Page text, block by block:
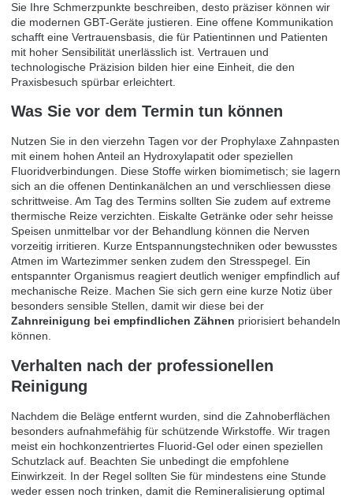
Sie Ihre Schmerzpunkte beschreiben, desto präziser können wir
die modernen GBT-Geräte justieren. Eine offene Kommunikation
schafft eine Vertrauensbasis, die für Patientinnen und Patienten
mit hoher Sensibilität unerlässlich ist. Vertrauen und
technologische Präzision bilden hier eine Einheit, die den
Praxisbesuch spürbar erleichtert.
Was Sie vor dem Termin tun können
Nutzen Sie in den vierzehn Tagen vor der Prophylaxe Zahnpasten
mit einem hohen Anteil an Hydroxylapatit oder speziellen
Fluoridverbindungen. Diese Stoffe wirken biomimetisch; sie lagern
sich an die offenen Dentinkanälchen an und verschliessen diese
schrittweise. Am Tag des Termins sollten Sie zudem auf extreme
thermische Reize verzichten. Eiskalte Getränke oder sehr heisse
Speisen unmittelbar vor der Behandlung können die Nerven
vorzeitig irritieren. Kurze Entspannungstechniken oder bewusstes
Atmen im Wartezimmer senken zudem den Stresspegel. Ein
entspannter Organismus reagiert deutlich weniger empfindlich auf
mechanische Reize. Machen Sie sich gern eine kurze Notiz über
besonders sensible Stellen, damit wir diese bei der
Zahnreinigung bei empfindlichen Zähnen priorisiert behandeln
können.
Verhalten nach der professionellen
Reinigung
Nachdem die Beläge entfernt wurden, sind die Zahnoberflächen
besonders aufnahmefähig für schützende Wirkstoffe. Wir tragen
meist ein hochkonzentriertes Fluorid-Gel oder einen speziellen
Schutzlack auf. Beachten Sie unbedingt die empfohlene
Einwirkzeit. In der Regel sollten Sie für mindestens eine Stunde
weder essen noch trinken, damit die Remineralisierung optimal